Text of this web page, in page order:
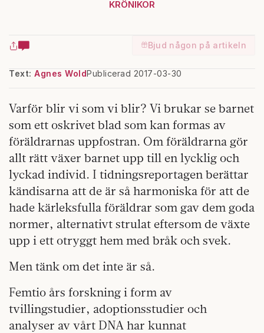
KRÖNIKOR
Bjud någon på artikeln
Text: Agnes WoldPublicerad 2017-03-30
Varför blir vi som vi blir? Vi brukar se barnet
som ett oskrivet blad som kan formas av
föräldrarnas uppfostran. Om föräldrarna gör
allt rätt växer barnet upp till en lycklig och
lyckad individ. I tidningsreportagen berättar
kändisarna att de är så harmoniska för att de
hade kärleksfulla föräldrar som gav dem goda
normer, alternativt strulat eftersom de växte
upp i ett otryggt hem med bråk och svek.
Men tänk om det inte är så.
Femtio års forskning i form av
tvillingstudier, adoptionsstudier och
analyser av vårt DNA har kunnat